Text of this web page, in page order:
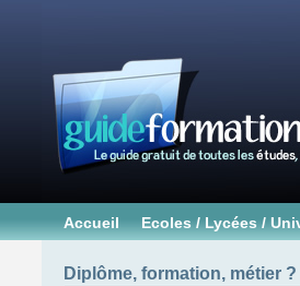
Accueil Ecoles / Lycées /
Diplôme, formation, métier ?